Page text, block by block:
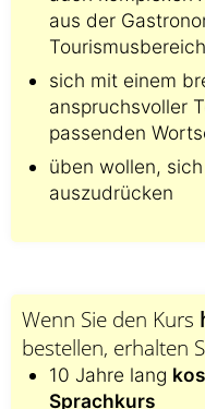
aus der
sich mit einem
anspruchsvoller
passenden
üben wollen,
auszudrücken
Wenn Sie den Kurs
bestellen, erhalten
10 Jahre lang
Sprachkurs